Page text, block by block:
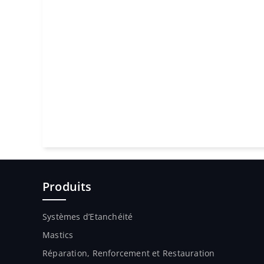
Produits
Systèmes d’Etanchéité
Mastics
Réparation, Renforcement et Restauration